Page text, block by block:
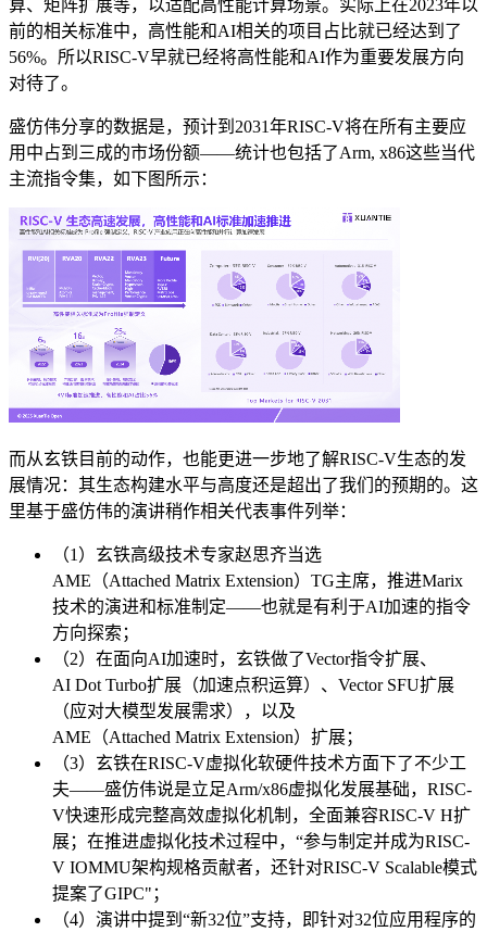
算、矩阵扩展等，以适配高性能计算场景。实际上在2023年以
前的相关标准中，高性能和AI相关的项目占比就已经达到了
56%。所以RISC-V早就已经将高性能和AI作为重要发展方向
对待了。
盛仿伟分享的数据是，预计到2031年RISC-V将在所有主要应
用中占到三成的市场份额——统计也包括了Arm, x86这些当代
主流指令集，如下图所示：
而从玄铁目前的动作，也能更进一步地了解RISC-V生态的发
展情况：其生态构建水平与高度还是超出了我们的预期的。这
里基于盛仿伟的演讲稍作相关代表事件列举：
（1）玄铁高级技术专家赵思齐当选
AME（Attached Matrix Extension）TG主席，推进Marix
技术的演进和标准制定——也就是有利于AI加速的指令
方向探索；
（2）在面向AI加速时，玄铁做了Vector指令扩展、
AI Dot Turbo扩展（加速点积运算）、Vector SFU扩展
（应对大模型发展需求），以及
AME（Attached Matrix Extension）扩展；
（3）玄铁在RISC-V虚拟化软硬件技术方面下了不少工
夫——盛仿伟说是立足Arm/x86虚拟化发展基础，RISC-
V快速形成完整高效虚拟化机制，全面兼容RISC-V H扩
展；在推进虚拟化技术过程中，“参与制定并成为RISC-
V IOMMU架构规格贡献者，还针对RISC-V Scalable模式
提案了GIPC"；
（4）演讲中提到“新32位”支持，即针对32位应用程序的